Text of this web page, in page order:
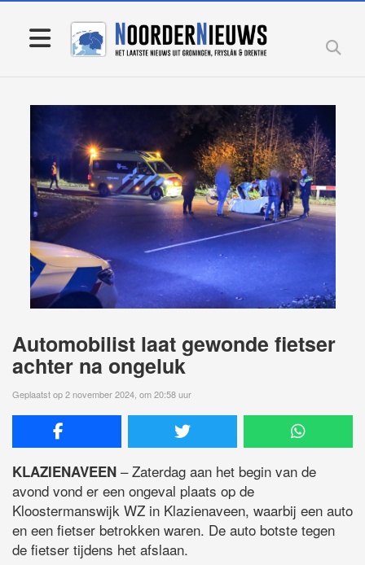
Automobilist laat gewonde fietser
achter na ongeluk
Geplaatst op 2 november 2024, om 20:58 uur
KLAZIENAVEEN – Zaterdag aan het begin van de
avond vond er een ongeval plaats op de
Kloostermanswijk WZ in Klazienaveen, waarbij een auto
en een fietser betrokken waren. De auto botste tegen
de fietser tijdens het afslaan.